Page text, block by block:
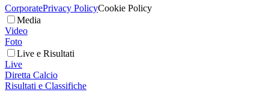
CorporatePrivacy PolicyCookie Policy
Media
Video
Foto
Live e Risultati
Live
Diretta Calcio
Risultati e Classifiche